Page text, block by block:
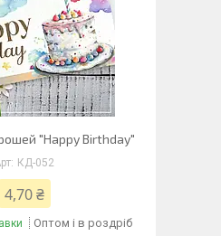
"Happy Birthday"
КД-052
4,70 ₴
Оптом і в роздріб